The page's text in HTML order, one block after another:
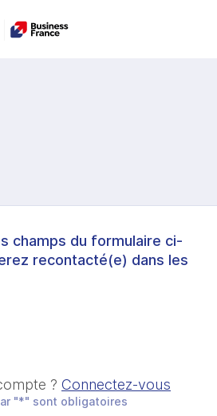
champs du formulaire ci-
recontacté(e) dans les
? Connectez-vous
"*" sont obligatoires